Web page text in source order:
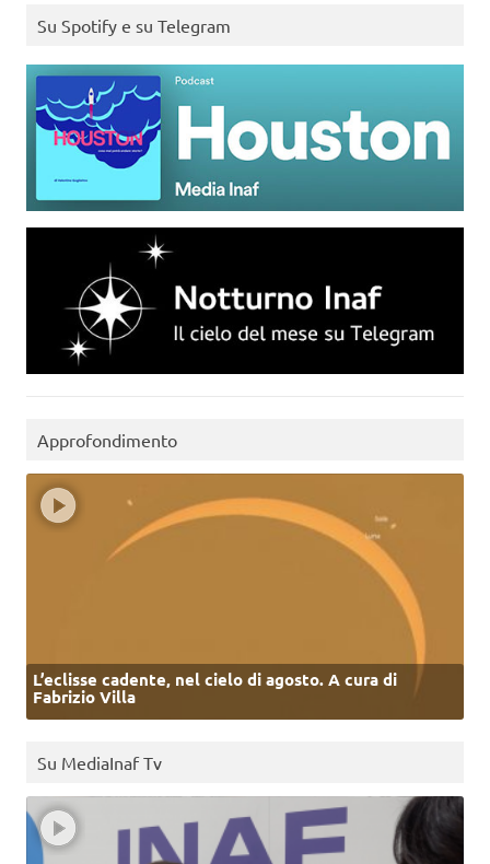
Su Spotify e su Telegram
Approfondimento
L’eclisse cadente, nel cielo di agosto. A cura di
Fabrizio Villa
Su MediaInaf Tv